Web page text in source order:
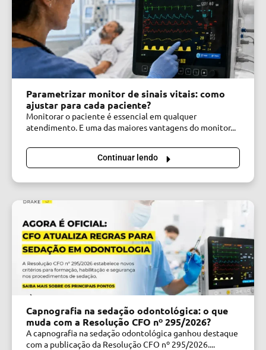
Parametrizar monitor de sinais vitais: como
ajustar para cada paciente?
Monitorar o paciente é essencial em qualquer
atendimento. E uma das maiores vantagens do monitor...
Continuar lendo
Capnografia na sedação odontológica: o que
muda com a Resolução CFO nº 295/2026?
A capnografia na sedação odontológica ganhou destaque
com a publicação da Resolução CFO nº 295/2026....